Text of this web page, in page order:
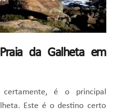
da Galheta em
certamente, é o principal
Este é o destino certo